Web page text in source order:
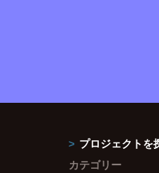
プロジェクトを
カテゴリー